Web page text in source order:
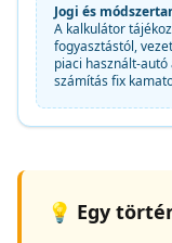
Jogi és
A kalkulátor
fogyasztástól,
piaci használt-
számítás fix
💡 Egy